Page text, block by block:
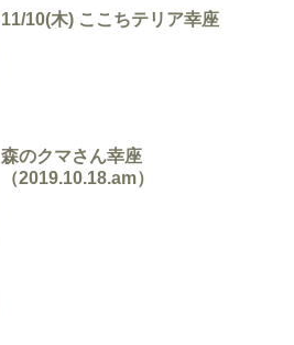
11/10(木) ここちテリア幸座
森のクマさん幸座
（2019.10.18.am）